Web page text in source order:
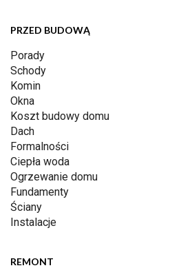
PRZED BUDOWĄ
Porady
Schody
Komin
Okna
Koszt budowy domu
Dach
Formalności
Ciepła woda
Ogrzewanie domu
Fundamenty
Ściany
Instalacje
REMONT